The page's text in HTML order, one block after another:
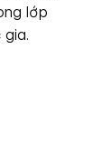
lớp